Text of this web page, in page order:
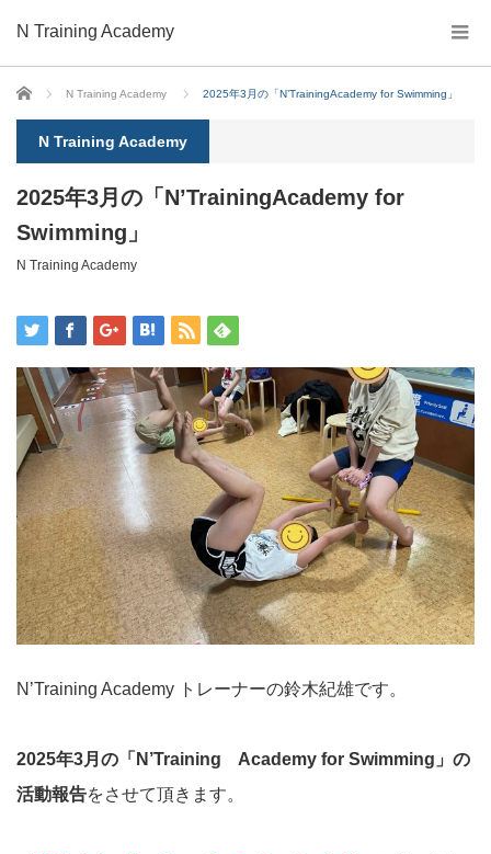
N Training Academy
ホーム N Training Academy 2025年3月の「N’TrainingAcademy for Swimming」
N Training Academy
2025年3月の「N’TrainingAcademy for
Swimming」
N Training Academy
N’Training Academy トレーナーの鈴木紀雄です。
2025年3月の「N’Training Academy for Swimming」の
活動報告をさせて頂きます。